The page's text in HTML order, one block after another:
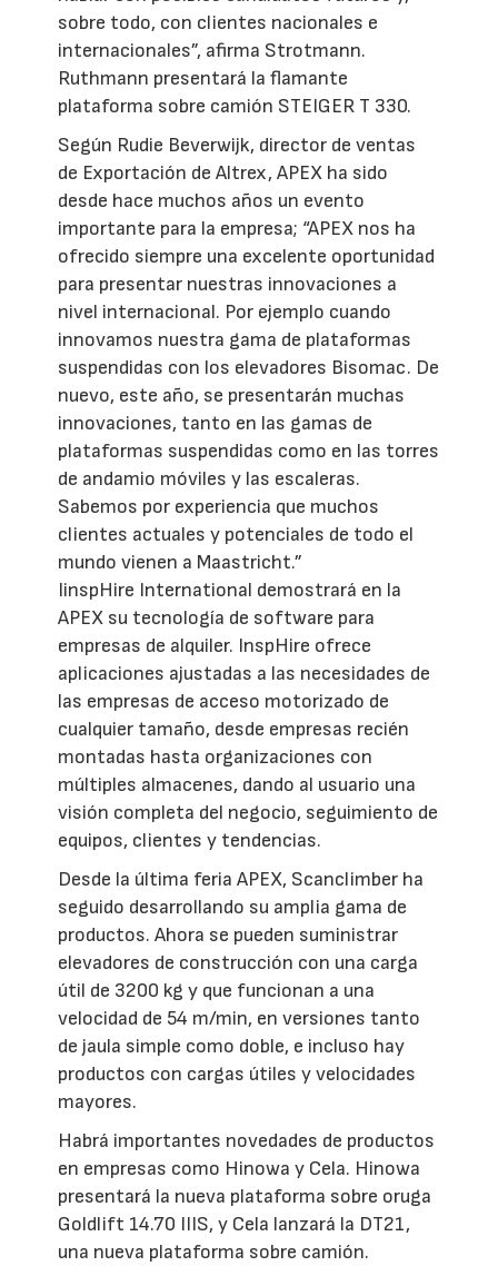
sobre todo, con clientes nacionales e
internacionales”, afirma Strotmann.
Ruthmann presentará la flamante
plataforma sobre camión STEIGER T 330.
Según Rudie Beverwijk, director de ventas
de Exportación de Altrex, APEX ha sido
desde hace muchos años un evento
importante para la empresa; “APEX nos ha
ofrecido siempre una excelente oportunidad
para presentar nuestras innovaciones a
nivel internacional. Por ejemplo cuando
innovamos nuestra gama de plataformas
suspendidas con los elevadores Bisomac. De
nuevo, este año, se presentarán muchas
innovaciones, tanto en las gamas de
plataformas suspendidas como en las torres
de andamio móviles y las escaleras.
Sabemos por experiencia que muchos
clientes actuales y potenciales de todo el
mundo vienen a Maastricht.”
IinspHire International demostrará en la
APEX su tecnología de software para
empresas de alquiler. InspHire ofrece
aplicaciones ajustadas a las necesidades de
las empresas de acceso motorizado de
cualquier tamaño, desde empresas recién
montadas hasta organizaciones con
múltiples almacenes, dando al usuario una
visión completa del negocio, seguimiento de
equipos, clientes y tendencias.
Desde la última feria APEX, Scanclimber ha
seguido desarrollando su amplia gama de
productos. Ahora se pueden suministrar
elevadores de construcción con una carga
útil de 3200 kg y que funcionan a una
velocidad de 54 m/min, en versiones tanto
de jaula simple como doble, e incluso hay
productos con cargas útiles y velocidades
mayores.
Habrá importantes novedades de productos
en empresas como Hinowa y Cela. Hinowa
presentará la nueva plataforma sobre oruga
Goldlift 14.70 IIIS, y Cela lanzará la DT21,
una nueva plataforma sobre camión.